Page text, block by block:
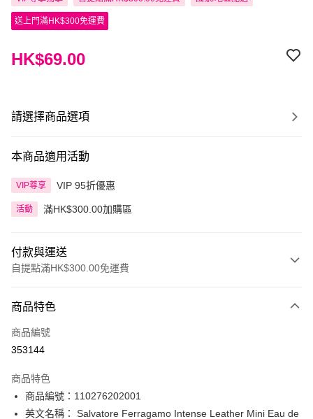
送上門滿HK$300免運費
HK$69.00
請選擇商品選項
本商品適用活動
VIP尊享 VIP 95折優惠
活動 滿HK$300.00加購區
付款與運送
自提點滿HK$300.00免運費
信用卡
Apple Pay
PayMe
商品特色
商品編號
353144
商品特色
商品編號：110276202001
英文名稱： Salvatore Ferragamo Intense Leather Mini Eau de